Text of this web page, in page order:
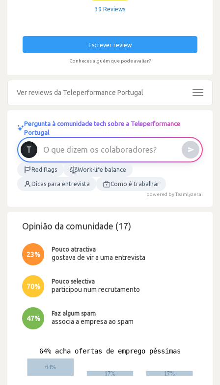
39 Reviews
Escrever review
Conheces alguém que pode avaliar?
Ver reviews da Teleperformance Portugal
Toggle
Pergunta à comunidade tech sobre a Teleperformance
Portugal
O que d izem os colaborad ores?
Red flags Work-life balance
Dicas para entrevista Como é trabalhar
powered by Teamlyzer.ai
Opinião da comunidade (17)
23%
Pouco atractiva
gostava de vir a uma entrevista
70%
Pouco selectiva
participou num recrutamento
47%
Faz algum spam
associa a empresa ao spam